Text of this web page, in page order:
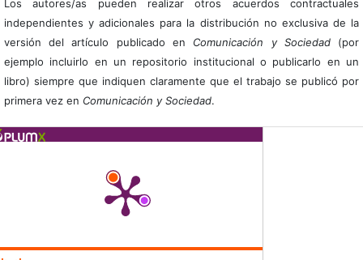
Los autores/as pueden realizar otros acuerdos contractuales
independientes y adicionales para la distribución no exclusiva de la
versión del artículo publicado en Comunicación y Sociedad(por
ejemplo incluirlo en un repositorio institucional o publicarlo en un
libro) siempre que indiquen claramente que el trabajo se publicó por
primera vez en Comunicación y Sociedad.